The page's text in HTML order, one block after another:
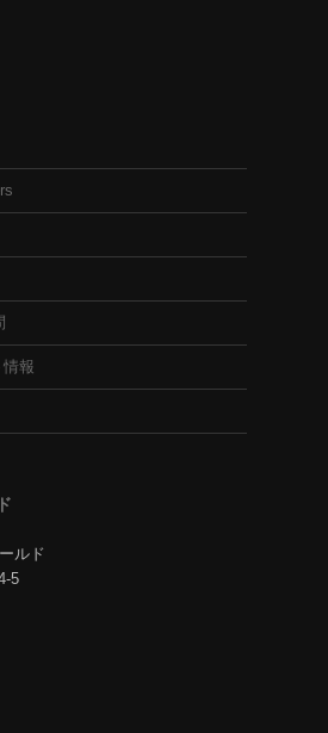
情報
ルド
5